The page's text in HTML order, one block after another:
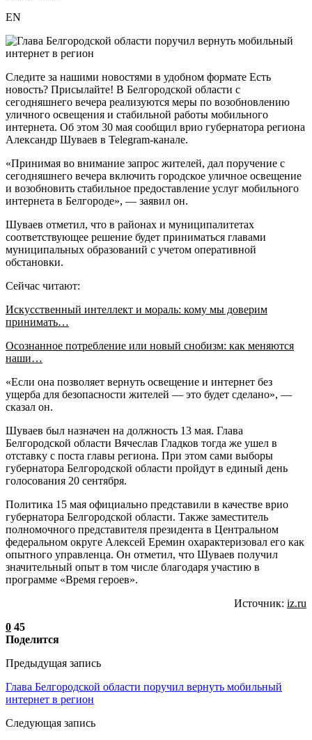
EN
Следите за нашими новостями в удобном формате Есть
новость? Присылайте! В Белгородской области с
сегодняшнего вечера реализуются меры по возобновлению
уличного освещения и стабильной работы мобильного
интернета. Об этом 30 мая сообщил врио губернатора региона
Александр Шуваев в Telegram-канале.
«Принимая во внимание запрос жителей, дал поручение с
сегодняшнего вечера включить городское уличное освещение
и возобновить стабильное предоставление услуг мобильного
интернета в Белгороде», — заявил он.
Шуваев отметил, что в районах и муниципалитетах
соответствующее решение будет приниматься главами
муниципальных образований с учетом оперативной
обстановки.
Сейчас читают:
Искусственный интеллект и мораль: кому мы доверим
принимать…
Осознанное потребление или новый снобизм: как меняются
наши…
«Если она позволяет вернуть освещение и интернет без
ущерба для безопасности жителей — это будет сделано», —
сказал он.
Шуваев был назначен на должность 13 мая. Глава
Белгородской области Вячеслав Гладков тогда же ушел в
отставку с поста главы региона. При этом сами выборы
губернатора Белгородской области пройдут в единый день
голосования 20 сентября.
Политика 15 мая официально представили в качестве врио
губернатора Белгородской области. Также заместитель
полномочного представителя президента в Центральном
федеральном округе Алексей Еремин охарактеризовал его как
опытного управленца. Он отметил, что Шуваев получил
значительный опыт в том числе благодаря участию в
программе «Время героев».
Источник: iz.ru
0 45
Поделится
Предыдущая запись
Глава Белгородской области поручил вернуть мобильный
интернет в регион
Следующая запись